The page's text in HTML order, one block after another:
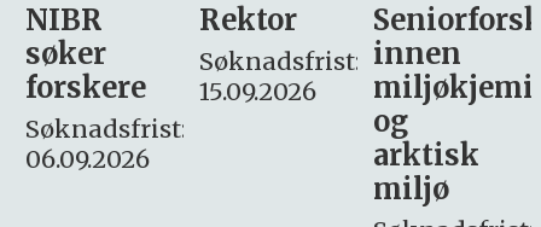
Rektor
Søknadsfrist:
15.09.2026
Seniorforsker
innen
miljøkjemi
søker
– fast
Søknadsfrist:
16. august.